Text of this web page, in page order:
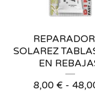
SOLAREZ
EN
8,00 € -